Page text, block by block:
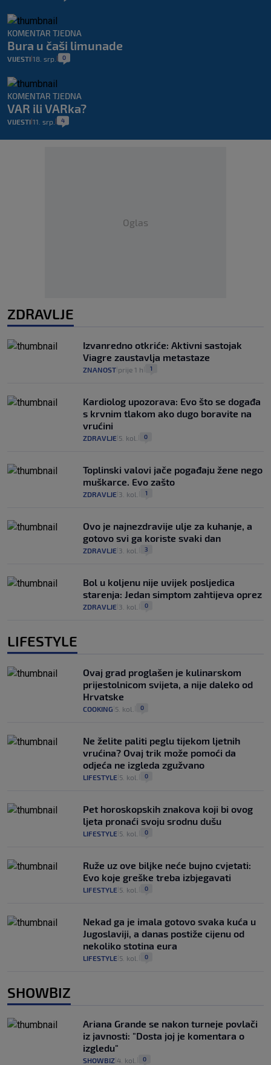
KOMENTAR TJEDNA
Bura u čaši limunade
VIJESTI 18. srp. 0
KOMENTAR TJEDNA
VAR ili VARka?
VIJESTI 11. srp. 4
Oglas
ZDRAVLJE
Izvanredno otkriće: Aktivni sastojak
Viagre zaustavlja metastaze
ZNANOST prije 1 h 1
Kardiolog upozorava: Evo što se događa
s krvnim tlakom ako dugo boravite na
vrućini
ZDRAVLJE 5. kol. 0
Toplinski valovi jače pogađaju žene nego
muškarce. Evo zašto
ZDRAVLJE 3. kol. 1
Ovo je najnezdravije ulje za kuhanje, a
gotovo svi ga koriste svaki dan
ZDRAVLJE 3. kol. 3
Bol u koljenu nije uvijek posljedica
starenja: Jedan simptom zahtijeva oprez
ZDRAVLJE 3. kol. 0
LIFESTYLE
Ovaj grad proglašen je kulinarskom
prijestolnicom svijeta, a nije daleko od
Hrvatske
COOKING 5. kol. 0
Ne želite paliti peglu tijekom ljetnih
vrućina? Ovaj trik može pomoći da
odjeća ne izgleda zgužvano
LIFESTYLE 5. kol. 0
Pet horoskopskih znakova koji bi ovog
ljeta pronaći svoju srodnu dušu
LIFESTYLE 5. kol. 0
Ruže uz ove biljke neće bujno cvjetati:
Evo koje greške treba izbjegavati
LIFESTYLE 5. kol. 0
Nekad ga je imala gotovo svaka kuća u
Jugoslaviji, a danas postiže cijenu od
nekoliko stotina eura
LIFESTYLE 5. kol. 0
SHOWBIZ
Ariana Grande se nakon turneje povlači
iz javnosti: "Dosta joj je komentara o
izgledu"
SHOWBIZ 4. kol. 0